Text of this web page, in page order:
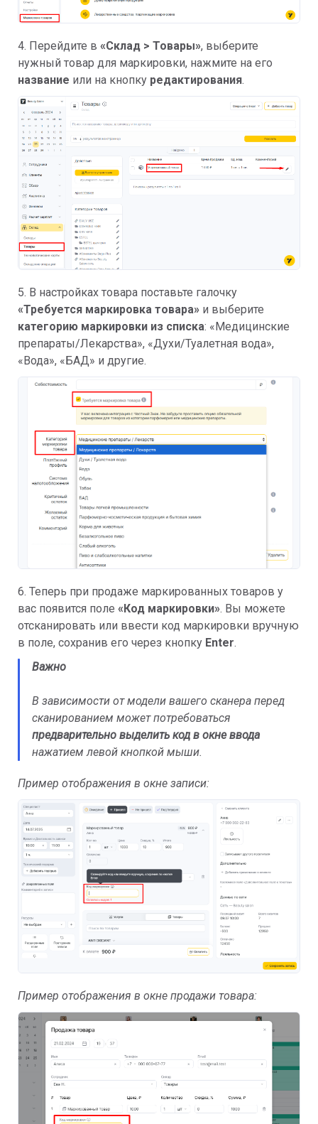
4. Перейдите в «Склад > Товары», выберите
нужный товар для маркировки, нажмите на его
название или на кнопку редактирования.
5. В настройках товара поставьте галочку
«Требуется маркировка товара» и выберите
категорию маркировки из списка: «Медицинские
препараты/Лекарства», «Духи/Туалетная вода»,
«Вода», «БАД» и другие.
6. Теперь при продаже маркированных товаров у
вас появится поле «Код маркировки». Вы можете
отсканировать или ввести код маркировки вручную
в поле, сохранив его через кнопку Enter.
Важно
В зависимости от модели вашего сканера перед
сканированием может потребоваться
предварительно выделить код в окне ввода
нажатием левой кнопкой мыши.
Пример отображения в окне записи:
Пример отображения в окне продажи товара: